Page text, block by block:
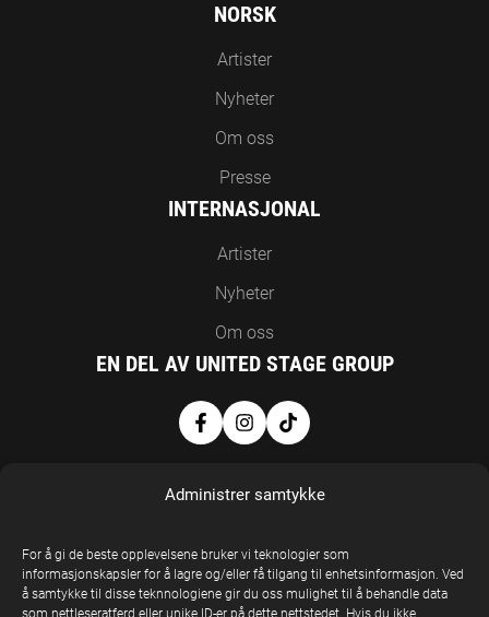
Administrer samtykke
For å gi de beste opplevelsene bruker vi teknologier som
informasjonskapsler for å lagre og/eller få tilgang til enhetsinformasjon. Ved
å samtykke til disse teknnologiene gir du oss mulighet til å behandle data
som nettleseratferd eller unike ID-er på dette nettstedet. Hvis du ikke
NORSK
Artister
Nyheter
Om oss
Presse
INTERNASJONAL
Artister
Nyheter
Om oss
EN DEL AV UNITED STAGE GROUP
United Stage